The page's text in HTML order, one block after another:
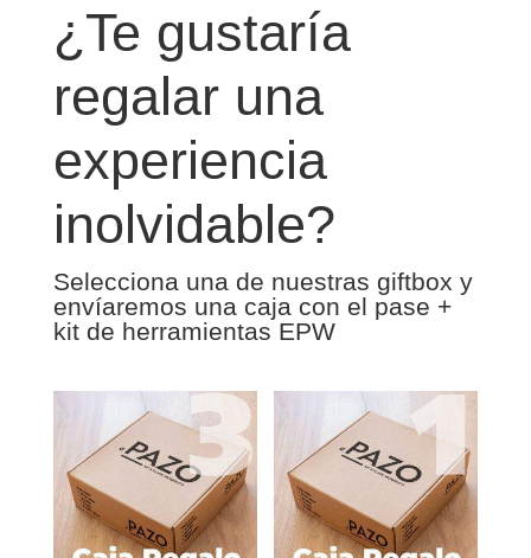
¿Te gustaría
regalar una
experiencia
inolvidable?
Selecciona una de nuestras giftbox y
envíaremos una caja con el pase +
kit de herramientas EPW